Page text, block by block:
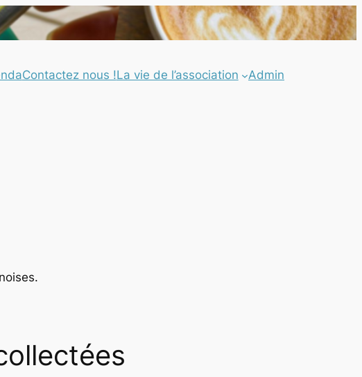
Contactez nous !La vie de l’association Admin